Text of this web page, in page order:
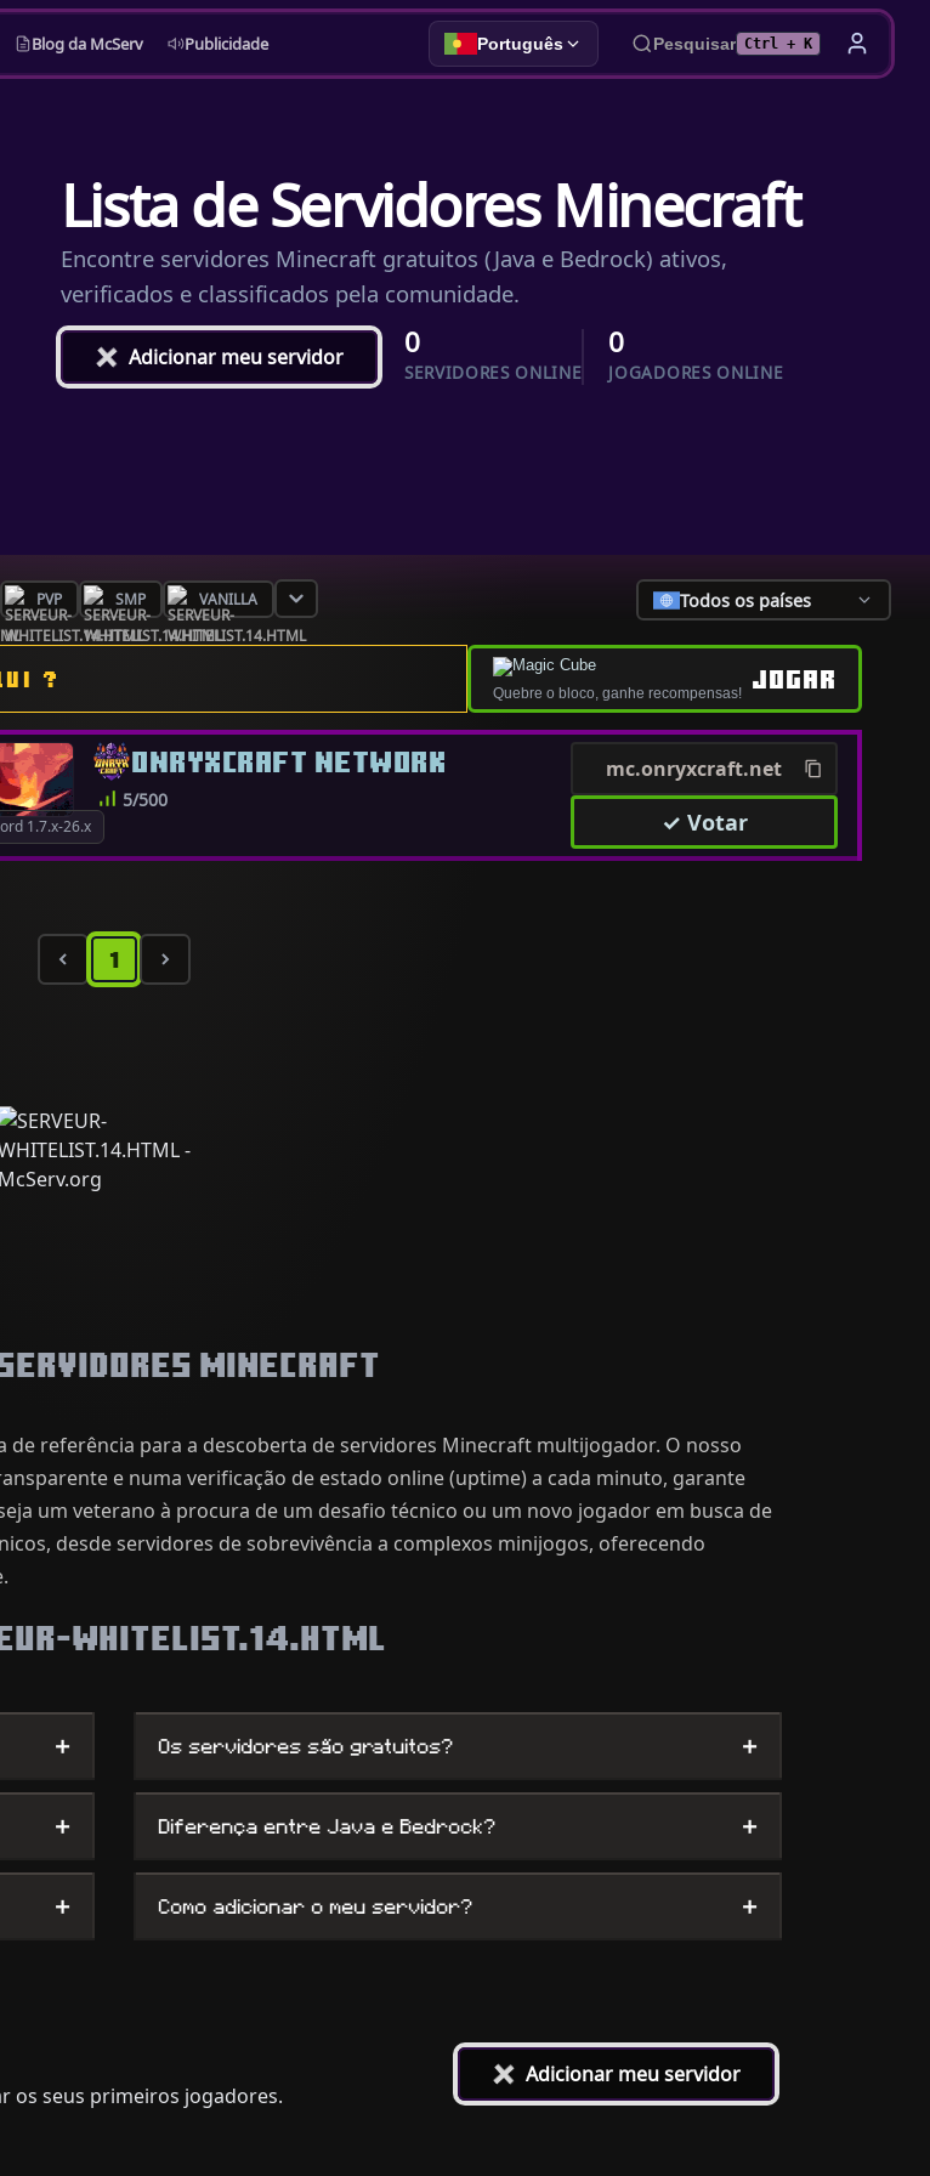
Blog da McServ Publicidade Português Pesquisar Ctrl + K
Lista de Servidores Minecraft
Encontre servidores Minecraft gratuitos (Java e Bedrock) ativos,
verificados e classificados pela comunidade.
+Adicionar meu servidor 0
SERVIDORES ONLINE
0
JOGADORES ONLINE
PVP SMP VANILLA Todos os países
? Quebre o bloco, ganhe recompensas! JOGAR
1.7.x-26.x
ONRYXCRAFT NETWORK
5/500
mc.onryxcraft.net
✓ Votar
1
Minecraft
de referência para a descoberta de servidores Minecraft multijogador. O nosso
e numa verificação de estado online (uptime) a cada minuto, garante
um veterano à procura de um desafio técnico ou um novo jogador em busca de
desde servidores de sobrevivência a complexos minijogos, oferecendo
WHITELIST.14.HTML
+ Os servidores são gratuitos? +
+ Diferença entre Java e Bedrock? +
+ Como adicionar o meu servidor? +
os seus primeiros jogadores.
+Adicionar meu servidor